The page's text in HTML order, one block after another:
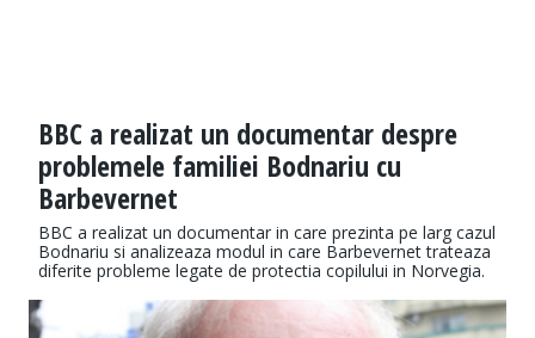
BBC a realizat un documentar despre
problemele familiei Bodnariu cu
Barbevernet
BBC a realizat un documentar in care prezinta pe larg cazul
Bodnariu si analizeaza modul in care Barbevernet trateaza
diferite probleme legate de protectia copilului in Norvegia.